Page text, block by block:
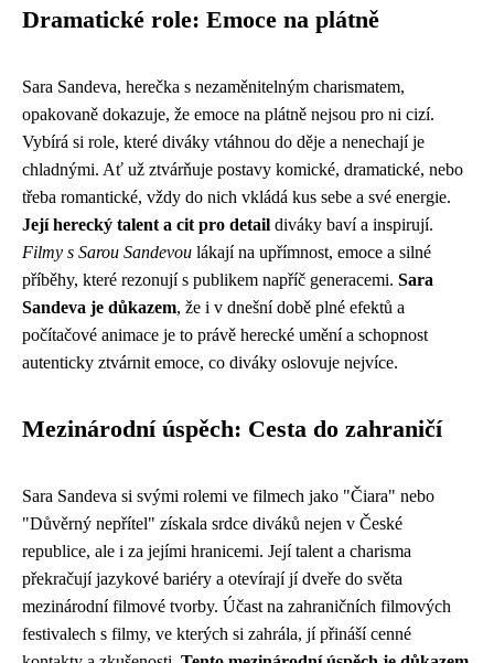
Dramatické role: Emoce na plátně
Sara Sandeva, herečka s nezaměnitelným charismatem,
opakovaně dokazuje, že emoce na plátně nejsou pro ni cizí.
Vybírá si role, které diváky vtáhnou do děje a nenechají je
chladnými. Ať už ztvárňuje postavy komické, dramatické, nebo
třeba romantické, vždy do nich vkládá kus sebe a své energie.
Její herecký talent a cit pro detail diváky baví a inspirují.
Filmy s Sarou Sandevou lákají na upřímnost, emoce a silné
příběhy, které rezonují s publikem napříč generacemi. Sara
Sandeva je důkazem, že i v dnešní době plné efektů a
počítačové animace je to právě herecké umění a schopnost
autenticky ztvárnit emoce, co diváky oslovuje nejvíce.
Mezinárodní úspěch: Cesta do zahraničí
Sara Sandeva si svými rolemi ve filmech jako "Čiara" nebo
"Důvěrný nepřítel" získala srdce diváků nejen v České
republice, ale i za jejími hranicemi. Její talent a charisma
překračují jazykové bariéry a otevírají jí dveře do světa
mezinárodní filmové tvorby. Účast na zahraničních filmových
festivalech s filmy, ve kterých si zahrála, jí přináší cenné